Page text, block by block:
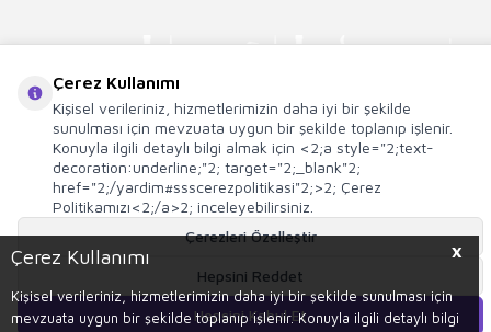
X
Çerez Kullanımı
Kişisel verileriniz, hizmetlerimizin daha iyi bir şekilde sunulması için
mevzuata uygun bir şekilde toplanıp işlenir. Konuyla ilgili detaylı bilgi
Sepete Ekle
E-TicaretSistemleriyle Hazırlanmıştır.
Çerez Kullanımı
Kişisel verileriniz, hizmetlerimizin daha iyi bir şekilde
sunulması için mevzuata uygun bir şekilde toplanıp işlenir.
Konuyla ilgili detaylı bilgi almak için <2;a style="2;text-
decoration:underline;"2; target="2;_blank"2;
href="2;/yardim#ssscerezpolitikasi"2;>2; Çerez
Politikamızı<2;/a>2; inceleyebilirsiniz.
Çerezleri Özelleştir
Hepsini Reddet
Hepsini Kabul Et